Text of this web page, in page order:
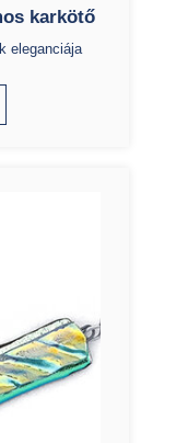
karkötő
eleganciája